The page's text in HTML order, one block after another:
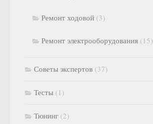
Ремонт ходовой (3)
Ремонт электрооборудования (15)
Советы экспертов (37)
Тесты (1)
Тюнинг (2)